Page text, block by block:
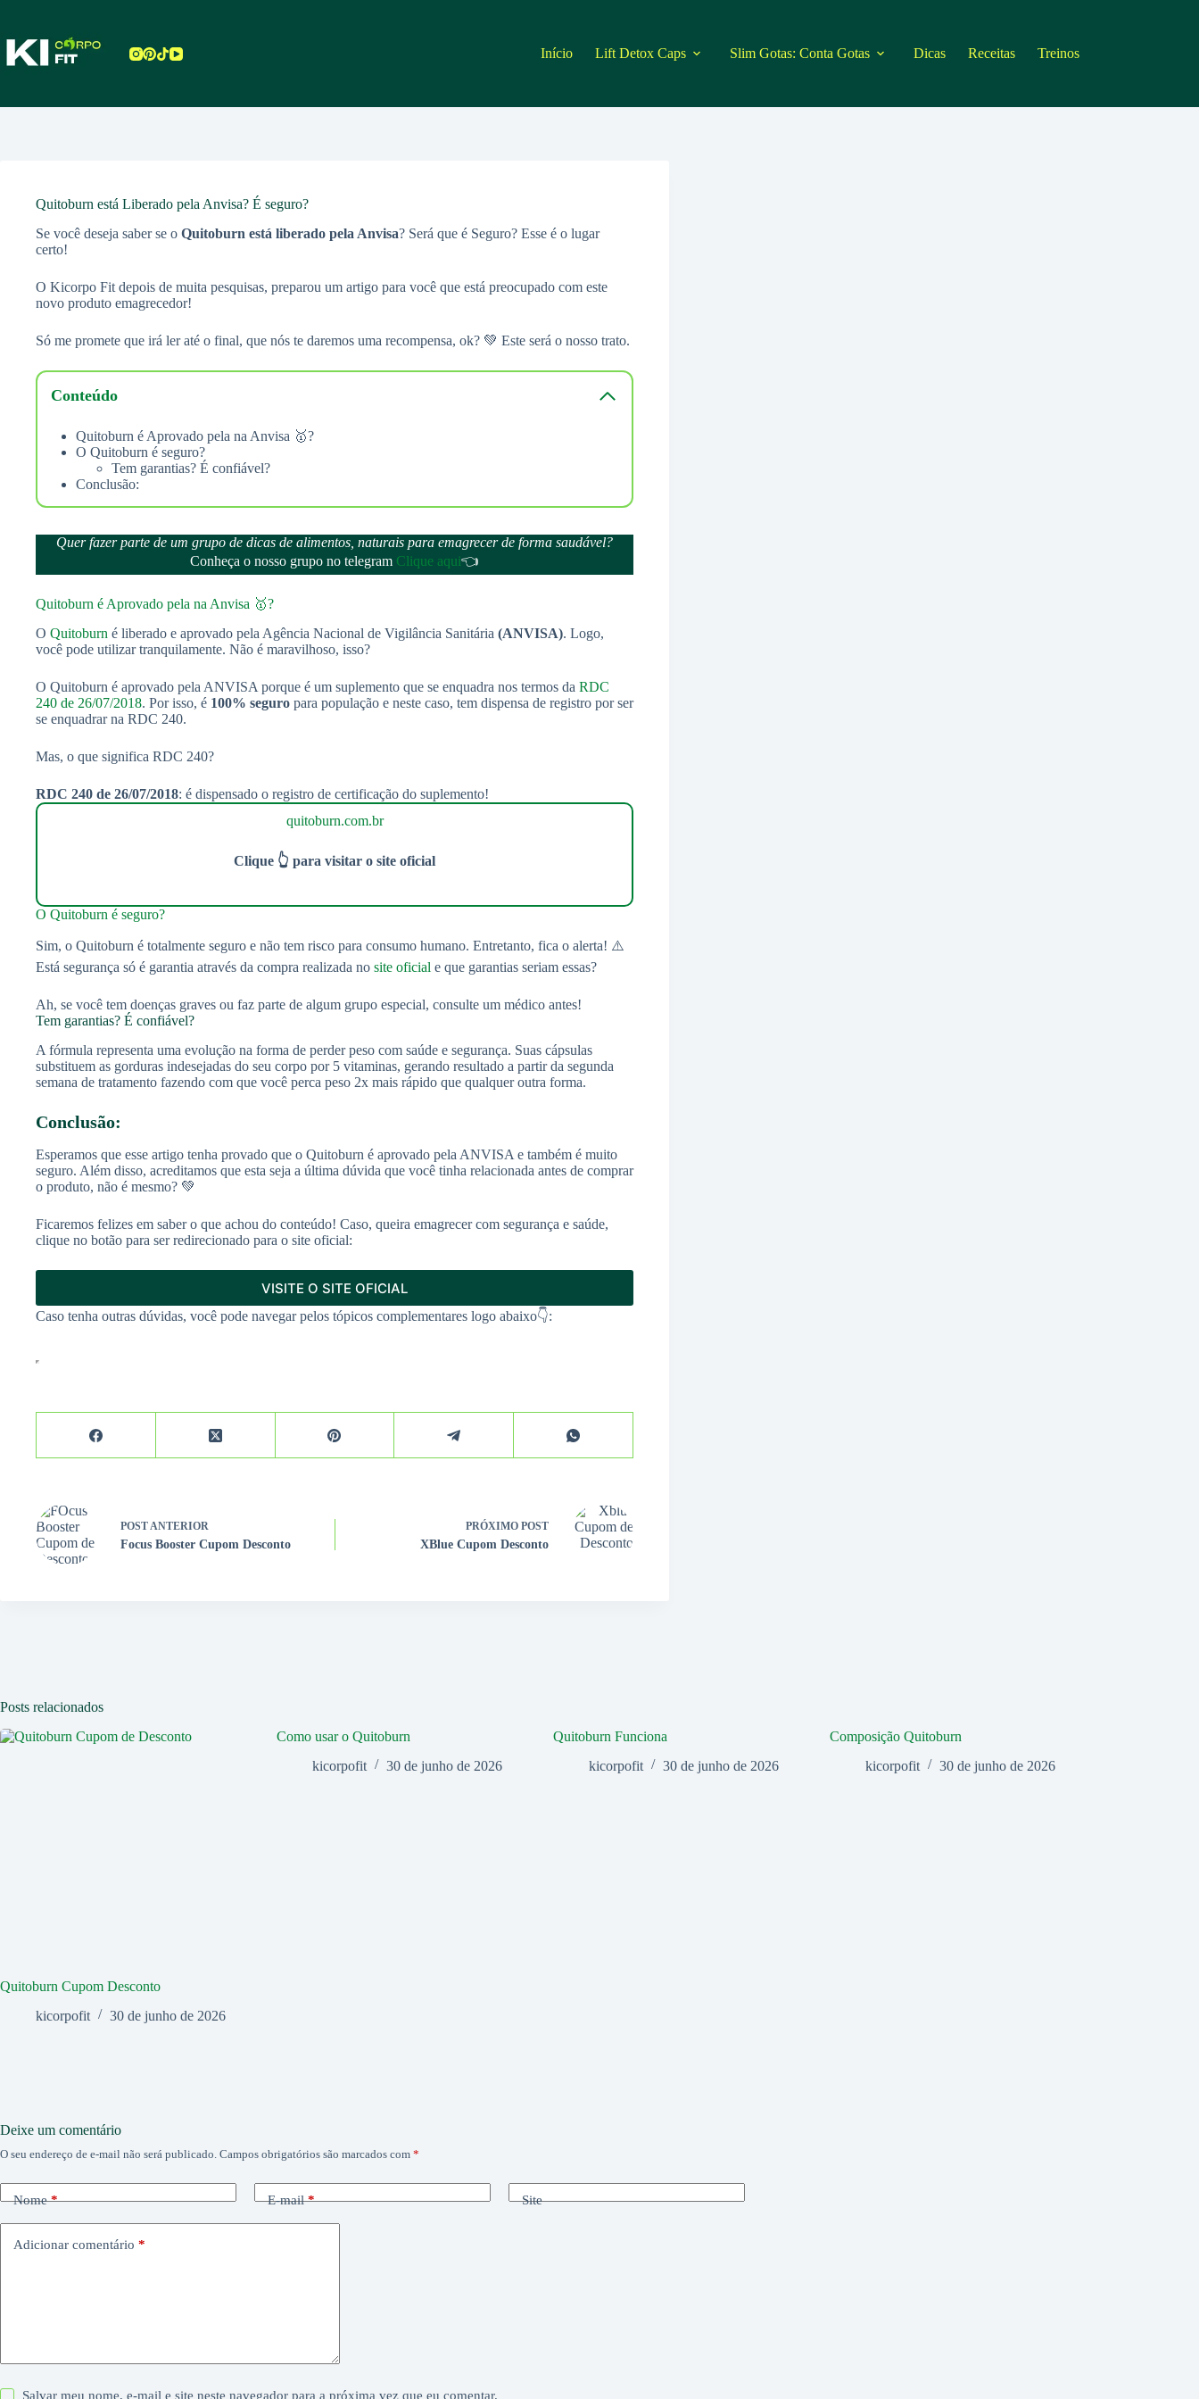
conteúdo
Início Lift Detox Caps Slim Gotas: Conta Gotas Dicas Receitas Treinos
Quitoburn está Liberado pela Anvisa? É seguro?
Se você deseja saber se o Quitoburn está liberado pela Anvisa? Será que é Seguro? Esse é o lugar
certo!
O Kicorpo Fit depois de muita pesquisas, preparou um artigo para você que está preocupado com este
novo produto emagrecedor!
Só me promete que irá ler até o final, que nós te daremos uma recompensa, ok? 💚 Este será o nosso trato.
Conteúdo
Quitoburn é Aprovado pela na Anvisa 🥇?
O Quitoburn é seguro?
Tem garantias? É confiável?
Conclusão:
Quer fazer parte de um grupo de dicas de alimentos, naturais para emagrecer de forma saudável?
Conheça o nosso grupo no telegram Clique aqui👈
Quitoburn é Aprovado pela na Anvisa 🥇?
O Quitoburn é liberado e aprovado pela Agência Nacional de Vigilância Sanitária (ANVISA). Logo,
você pode utilizar tranquilamente. Não é maravilhoso, isso?
O Quitoburn é aprovado pela ANVISA porque é um suplemento que se enquadra nos termos da RDC
240 de 26/07/2018. Por isso, é 100% seguro para população e neste caso, tem dispensa de registro por ser
se enquadrar na RDC 240.
Mas, o que significa RDC 240?
RDC 240 de 26/07/2018: é dispensado o registro de certificação do suplemento!
quitoburn.com.br
Clique 👆 para visitar o site oficial
O Quitoburn é seguro?
Sim, o Quitoburn é totalmente seguro e não tem risco para consumo humano. Entretanto, fica o alerta! ⚠️
Está segurança só é garantia através da compra realizada no site oficial e que garantias seriam essas?
Ah, se você tem doenças graves ou faz parte de algum grupo especial, consulte um médico antes!
Tem garantias? É confiável?
A fórmula representa uma evolução na forma de perder peso com saúde e segurança. Suas cápsulas
substituem as gorduras indesejadas do seu corpo por 5 vitaminas, gerando resultado a partir da segunda
semana de tratamento fazendo com que você perca peso 2x mais rápido que qualquer outra forma.
Conclusão:
Esperamos que esse artigo tenha provado que o Quitoburn é aprovado pela ANVISA e também é muito
seguro. Além disso, acreditamos que esta seja a última dúvida que você tinha relacionada antes de comprar
o produto, não é mesmo? 💚
Ficaremos felizes em saber o que achou do conteúdo! Caso, queira emagrecer com segurança e saúde,
clique no botão para ser redirecionado para o site oficial:
VISITE O SITE OFICIAL
Caso tenha outras dúvidas, você pode navegar pelos tópicos complementares logo abaixo👇:
POST ANTERIOR
Focus Booster Cupom Desconto
PRÓXIMO POST
XBlue Cupom Desconto
Posts relacionados
Quitoburn Cupom Desconto
kicorpofit
30 de junho de 2026
Como usar o Quitoburn
kicorpofit
30 de junho de 2026
Quitoburn Funciona
kicorpofit
30 de junho de 2026
Composição Quitoburn
kicorpofit
30 de junho de 2026
Deixe um comentário
O seu endereço de e-mail não será publicado. Campos obrigatórios são marcados com *
Nome* E-mail* Site
Adicionar comentário *
Salvar meu nome, e-mail e site neste navegador para a próxima vez que eu comentar.